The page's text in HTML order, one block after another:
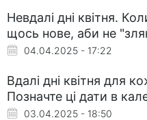
Невдалі дні квітня.
щось нове, аби не
04.04.2025 - 17:22
Вдалі дні квітня для
Позначте ці дати в
03.04.2025 - 18:50